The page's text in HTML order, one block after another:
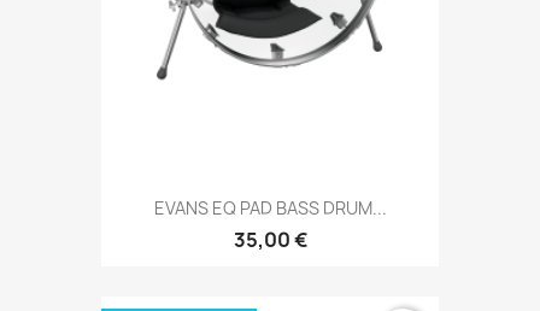
EVANS EQ PAD BASS DRUM...
35,00 €